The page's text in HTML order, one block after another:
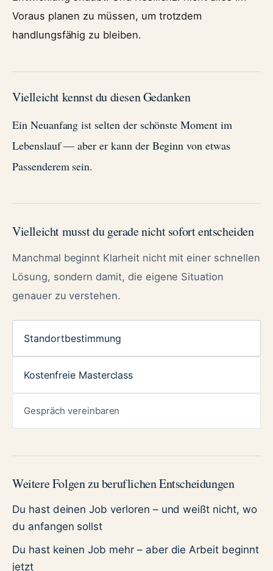
Voraus planen zu müssen, um trotzdem
handlungsfähig zu bleiben.
Vielleicht kennst du diesen Gedanken
Ein Neuanfang ist selten der schönste Moment im
Lebenslauf — aber er kann der Beginn von etwas
Passenderem sein.
Vielleicht musst du gerade nicht sofort entscheiden
Manchmal beginnt Klarheit nicht mit einer schnellen
Lösung, sondern damit, die eigene Situation
genauer zu verstehen.
Standortbestimmung
Kostenfreie Masterclass
Gespräch vereinbaren
Weitere Folgen zu beruflichen Entscheidungen
Du hast deinen Job verloren – und weißt nicht, wo
du anfangen sollst
Du hast keinen Job mehr – aber die Arbeit beginnt
jetzt